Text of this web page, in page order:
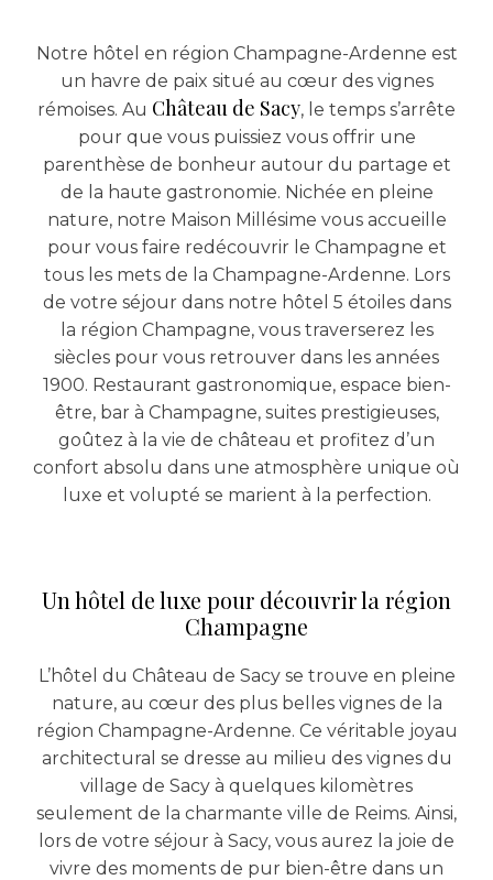
Notre hôtel en région Champagne-Ardenne est
un havre de paix situé au cœur des vignes
rémoises. Au Château de Sacy, le temps s’arrête
pour que vous puissiez vous offrir une
parenthèse de bonheur autour du partage et
de la haute gastronomie. Nichée en pleine
nature, notre Maison Millésime vous accueille
pour vous faire redécouvrir le Champagne et
tous les mets de la Champagne-Ardenne. Lors
de votre séjour dans notre hôtel 5 étoiles dans
la région Champagne, vous traverserez les
siècles pour vous retrouver dans les années
1900. Restaurant gastronomique, espace bien-
être, bar à Champagne, suites prestigieuses,
goûtez à la vie de château et profitez d’un
confort absolu dans une atmosphère unique où
luxe et volupté se marient à la perfection.
Un hôtel de luxe pour découvrir la région
Champagne
L’hôtel du Château de Sacy se trouve en pleine
nature, au cœur des plus belles vignes de la
région Champagne-Ardenne. Ce véritable joyau
architectural se dresse au milieu des vignes du
village de Sacy à quelques kilomètres
seulement de la charmante ville de Reims. Ainsi,
lors de votre séjour à Sacy, vous aurez la joie de
vivre des moments de pur bien-être dans un